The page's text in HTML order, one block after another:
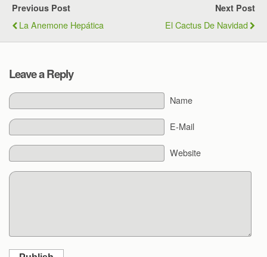
Previous Post
La Anemone Hepática
Next Post
El Cactus De Navidad
Leave a Reply
Name
E-Mail
Website